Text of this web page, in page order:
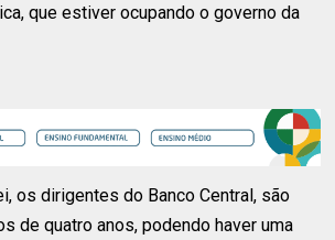
que estiver ocupando o governo da
os dirigentes do Banco Central, são
de quatro anos, podendo haver uma